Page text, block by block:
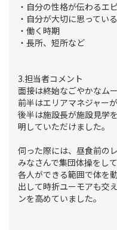
・自分の性格が伝わるエ
・自分が大切に思っている
・働く時期
・長所、短所など
3.担当者コメント
面接は終始なごやかなム
前半はエリアマネジャー
後半は施設長が施設見学
明していただけました。
伺った際には、昼食前の
みなさんで集団体操をして
各人ができる範囲で体を
出して時折ユーモアも交
ンを高めていました。